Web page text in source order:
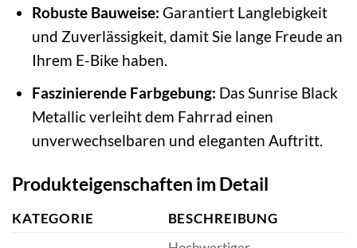
Robuste Bauweise: Garantiert Langlebigkeit
und Zuverlässigkeit, damit Sie lange Freude an
Ihrem E-Bike haben.
Faszinierende Farbgebung: Das Sunrise Black
Metallic verleiht dem Fahrrad einen
unverwechselbaren und eleganten Auftritt.
Produkteigenschaften im Detail
KATEGORIE BESCHREIBUNG